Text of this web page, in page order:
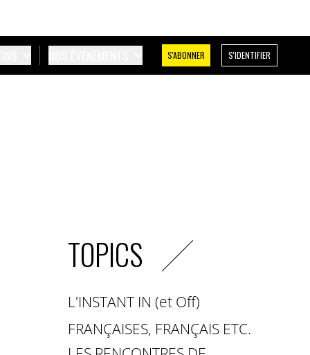
S'ABONNER S'IDENTIFIER
TOPICS
L'INSTANT IN (et Off)
FRANÇAISES, FRANÇAIS ETC.